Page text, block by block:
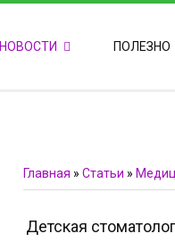
НОВОСТИ ПОЛЕЗНО
Главная » Статьи »
Детская